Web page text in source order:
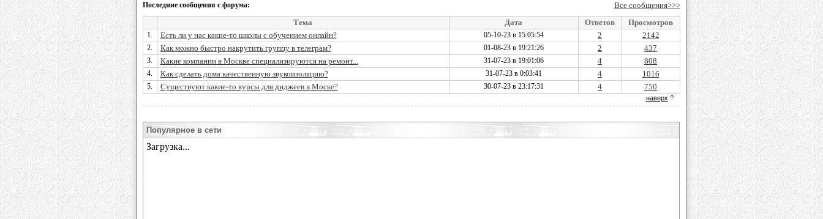
Последние сообщения с форума:
Все сообщения>>>
Тема
Дата Ответов Просмотров
1. Есть ли у нас какие-то школы с обучением онлайн? 05-10-23 в 15:05:54 2 2142
2. Как можно быстро накрутить группу в телеграм? 01-08-23 в 19:21:26 2 437
3. Какие компании в Москве специализируются на ремонт... 31-07-23 в 19:01:06 4 808
4. Как сделать дома качественную звукоизоляцию? 31-07-23 в 0:03:41 4 1016
5. Существуют какие-то курсы для диджеев в Моске? 30-07-23 в 23:17:31 4 750
наверх
Популярное в сети